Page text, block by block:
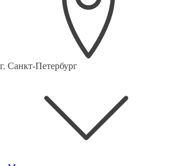
г. Санкт-Петербург